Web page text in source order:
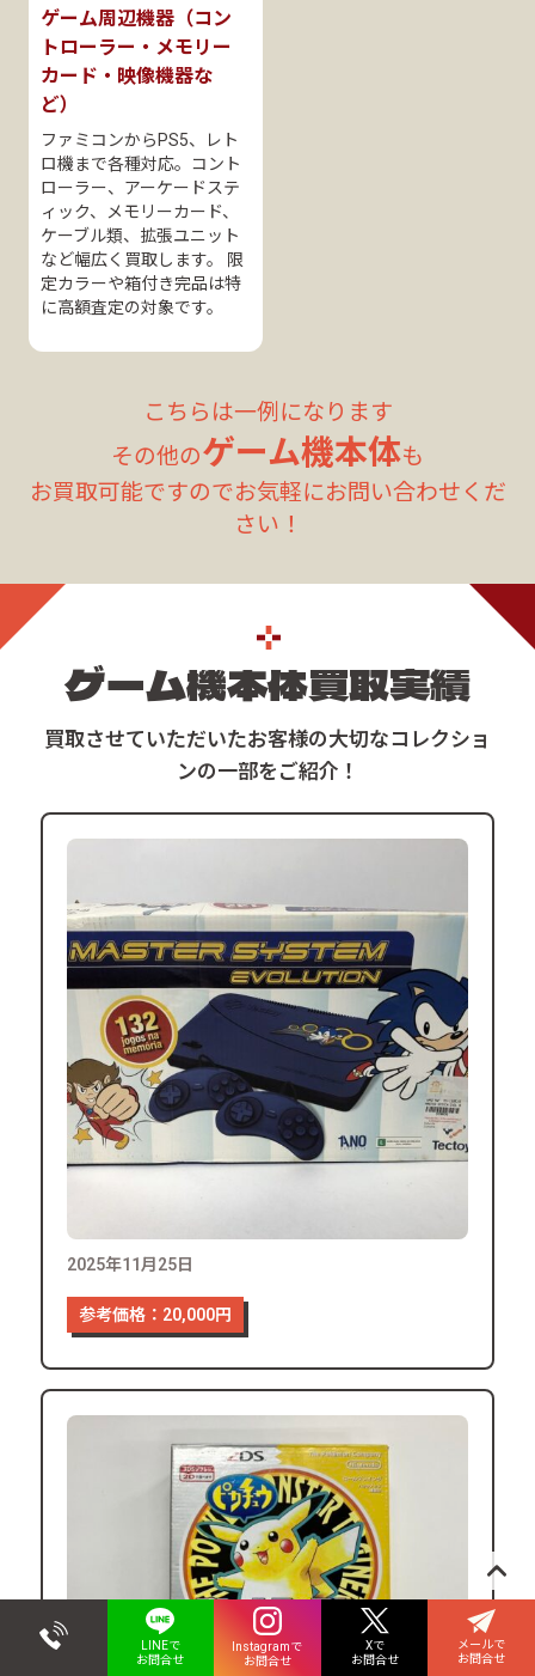
ゲーム周辺機器（コン
トローラー・メモリー
カード・映像機器な
ど）
ファミコンからPS5、レト
ロ機まで各種対応。コント
ローラー、アーケードステ
ィック、メモリーカード、
ケーブル類、拡張ユニット
など幅広く買取します。 限
定カラーや箱付き完品は特
に高額査定の対象です。
こちらは一例になります
その他のゲーム機本体も
お買取可能ですのでお気軽にお問い合わせくだ
さい！
ゲーム機本体買取実績
買取させていただいたお客様の大切なコレクショ
ンの一部をご紹介！
2025年11月25日
参考価格：20,000円
LINEで
お問合せ
Instagramで
お問合せ
Xで
お問合せ
メールで
お問合せ